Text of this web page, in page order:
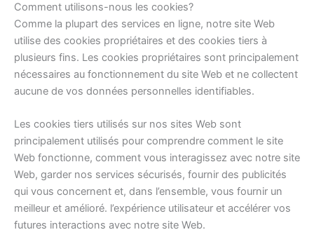
Comment utilisons-nous les cookies?
Comme la plupart des services en ligne, notre site Web
utilise des cookies propriétaires et des cookies tiers à
plusieurs fins. Les cookies propriétaires sont principalement
nécessaires au fonctionnement du site Web et ne collectent
aucune de vos données personnelles identifiables.
Les cookies tiers utilisés sur nos sites Web sont
principalement utilisés pour comprendre comment le site
Web fonctionne, comment vous interagissez avec notre site
Web, garder nos services sécurisés, fournir des publicités
qui vous concernent et, dans l’ensemble, vous fournir un
meilleur et amélioré. l’expérience utilisateur et accélérer vos
futures interactions avec notre site Web.